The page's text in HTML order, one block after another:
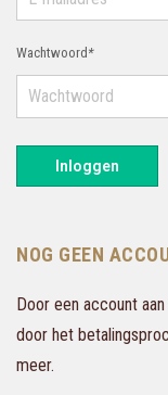
Wachtwoord *
Inloggen
NOG GEEN
Door een account
door het
meer.